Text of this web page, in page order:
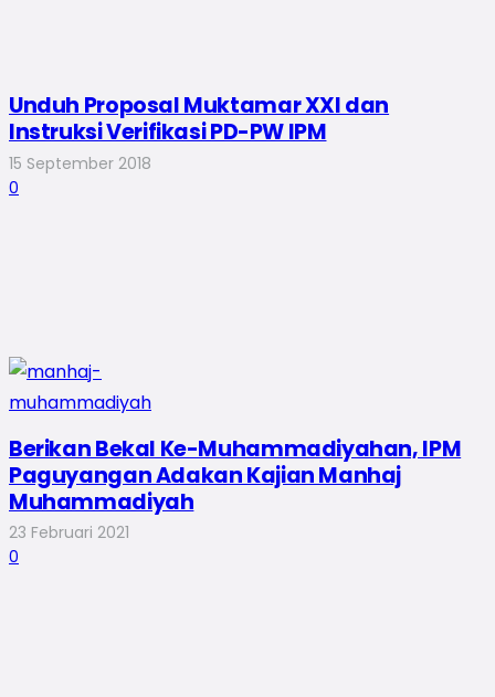
Unduh Proposal Muktamar XXI dan
Instruksi Verifikasi PD-PW IPM
15 September 2018
0
Berikan Bekal Ke-Muhammadiyahan, IPM
Paguyangan Adakan Kajian Manhaj
Muhammadiyah
23 Februari 2021
0